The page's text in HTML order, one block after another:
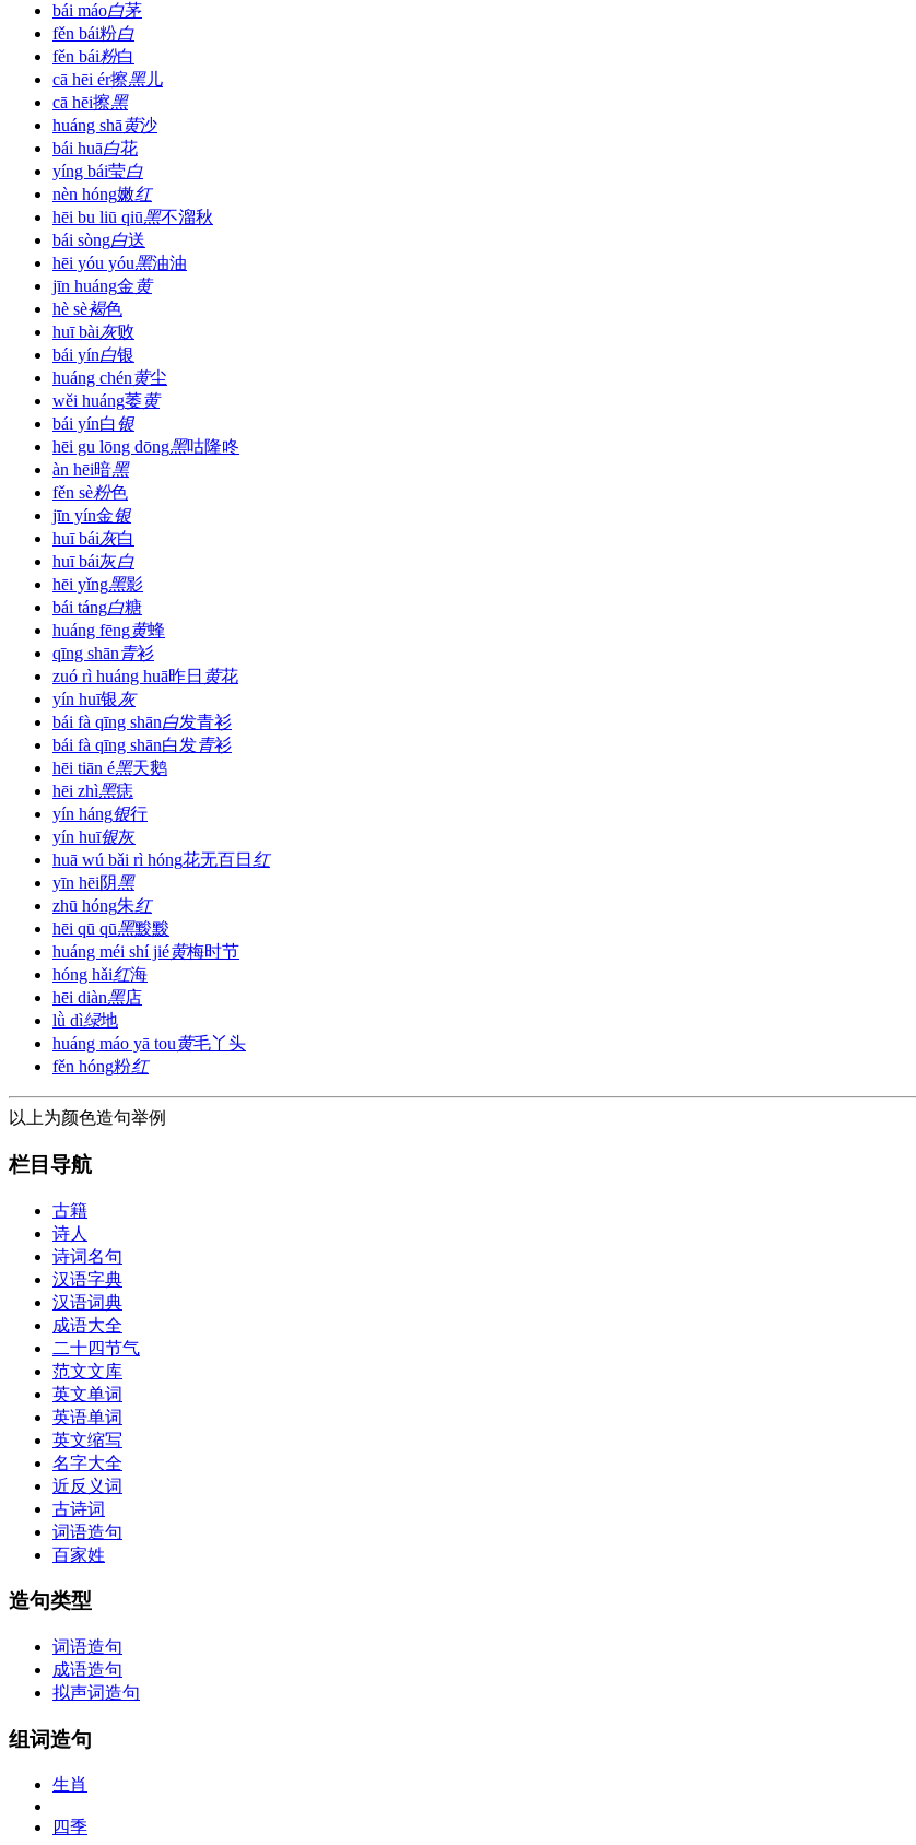
bái máo白茅
fěn bái粉白
fěn bái粉白
cā hēi ér擦黑儿
cā hēi擦黑
huáng shā黄沙
bái huā白花
yíng bái莹白
nèn hóng嫩红
hēi bu liū qiū黑不溜秋
bái sòng白送
hēi yóu yóu黑油油
jīn huáng金黄
hè sè褐色
huī bài灰败
bái yín白银
huáng chén黄尘
wěi huáng萎黄
bái yín白银
hēi gu lōng dōng黑咕隆咚
àn hēi暗黑
fěn sè粉色
jīn yín金银
huī bái灰白
huī bái灰白
hēi yǐng黑影
bái táng白糖
huáng fēng黄蜂
qīng shān青衫
zuó rì huáng huā昨日 黄花
yín huī银 灰
bái fà qīng shān白发青衫
bái fà qīng shān白发青衫
hēi tiān é黑天鹅
hēi zhì黑痣
yín háng银行
yín huī银灰
huā wú bǎi rì hóng花无百日 红
yīn hēi阴黑
zhū hóng朱红
hēi qū qū黑黢黢
huáng méi shí jié黄梅时节
hóng hǎi红海
hēi diàn黑店
lǜ dì绿地
huáng máo yā tou黄毛丫头
fěn hóng粉红
以上为颜色造句举例
栏目导航
古籍
诗人
诗词名句
汉语字典
汉语词典
成语大全
二十四节气
范文文库
英文单词
英语单词
英文缩写
名字大全
近反义词
古诗词
词语造句
百家姓
造句类型
词语造句
成语造句
拟声词造句
组词造句
生肖
四季